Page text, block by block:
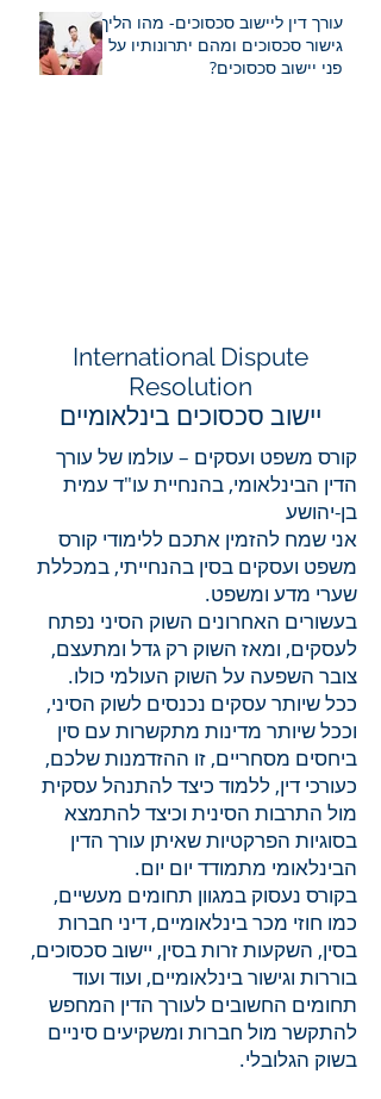
עורך דין ליישוב סכסוכים- מהו הליך
גישור סכסוכים ומהם יתרונותיו על
פני יישוב סכסוכים?
International Dispute
Resolution
יישוב סכסוכים בינלאומיים
קורס משפט ועסקים – עולמו של עורך
הדין הבינלאומי, בהנחיית עו"ד עמית
בן-יהושע
אני שמח להזמין אתכם ללימודי קורס
משפט ועסקים בסין בהנחייתי, במכללת
שערי מדע ומשפט.
בעשורים האחרונים השוק הסיני נפתח
לעסקים, ומאז השוק רק גדל ומתעצם,
צובר השפעה על השוק העולמי כולו.
ככל שיותר עסקים נכנסים לשוק הסיני,
וככל שיותר מדינות מתקשרות עם סין
ביחסים מסחריים, זו ההזדמנות שלכם,
כעורכי דין, ללמוד כיצד להתנהל עסקית
מול התרבות הסינית וכיצד להתמצא
בסוגיות הפרקטיות שאיתן עורך הדין
הבינלאומי מתמודד יום יום.
בקורס נעסוק במגוון תחומים מעשיים,
כמו חוזי מכר בינלאומיים, דיני חברות
בסין, השקעות זרות בסין, יישוב סכסוכים,
בוררות וגישור בינלאומיים, ועוד ועוד
תחומים החשובים לעורך הדין המחפש
להתקשר מול חברות ומשקיעים סיניים
בשוק הגלובלי.